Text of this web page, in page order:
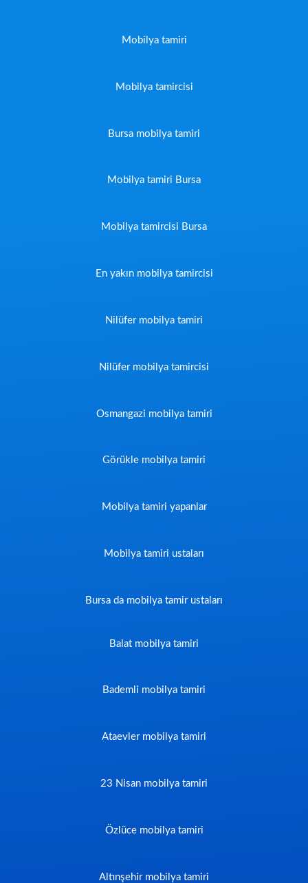
Mobilya tamiri
Mobilya tamircisi
Bursa mobilya tamiri
Mobilya tamiri Bursa
Mobilya tamircisi Bursa
En yakın mobilya tamircisi
Nilüfer mobilya tamiri
Nilüfer mobilya tamircisi
Osmangazi mobilya tamiri
Görükle mobilya tamiri
Mobilya tamiri yapanlar
Mobilya tamiri ustaları
Bursa da mobilya tamir ustaları
Balat mobilya tamiri
Bademli mobilya tamiri
Ataevler mobilya tamiri
23 Nisan mobilya tamiri
Özlüce mobilya tamiri
Altınşehir mobilya tamiri